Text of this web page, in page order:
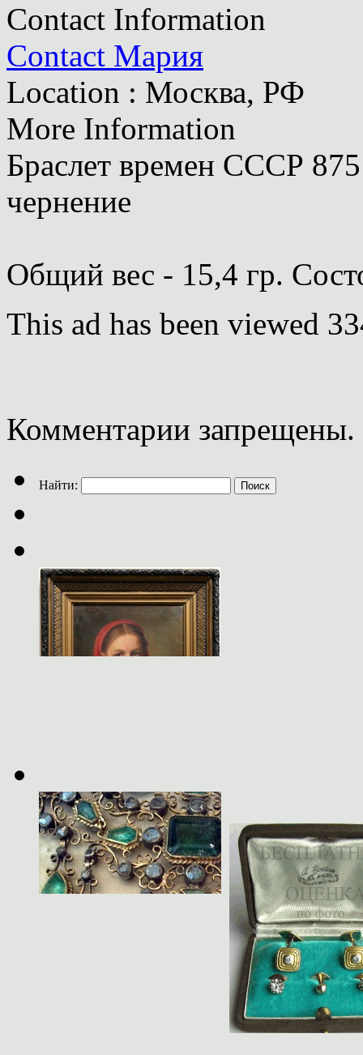
Contact Information
Contact Мария
Location : Москва, РФ
More Information
Браслет времен СССР
чернение
Общий вес - 15,4 гр.
This ad has been viewed
Комментарии запрещены.
Найти: